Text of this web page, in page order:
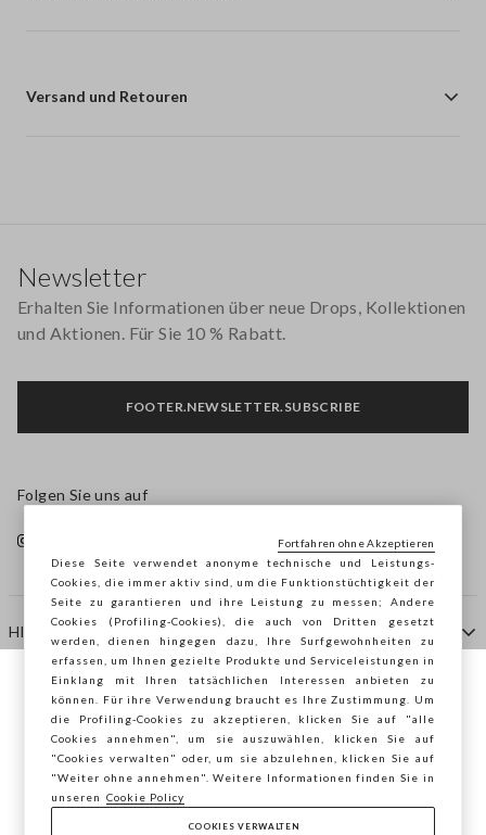
Versand und Retouren
HILFE
AGENTUR
KONTAKTE
Newsletter
Erhalten Sie Informationen über neue Drops, Kollektionen
und Aktionen. Für Sie 10 % Rabatt.
FOOTER.NEWSLETTER.SUBSCRIBE
Folgen Sie uns auf
Sie surfen auf der Seite von STEFANEL
Deutschland, möchten Sie Ihren Standort
speichern?
BESTÄTIGEN
Diese Seite verwendet anonyme technische und Leistungs-
Cookies, die immer aktiv sind, um die Funktionstüchtigkeit der
Seite zu garantieren und ihre Leistung zu messen; Andere
Cookies (Profiling-Cookies), die auch von Dritten gesetzt
werden, dienen hingegen dazu, Ihre Surfgewohnheiten zu
erfassen, um Ihnen gezielte Produkte und Serviceleistungen in
Einklang mit Ihren tatsächlichen Interessen anbieten zu
können. Für ihre Verwendung braucht es Ihre Zustimmung. Um
die Profiling-Cookies zu akzeptieren, klicken Sie auf "alle
Cookies annehmen", um sie auszuwählen, klicken Sie auf
"Cookies verwalten" oder, um sie abzulehnen, klicken Sie auf
"Weiter ohne annehmen". Weitere Informationen finden Sie in
unseren
Cookie Policy
COOKIES VERWALTEN
Fortfahren ohne Akzeptieren